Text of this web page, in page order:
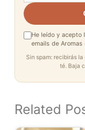
He leído y acepto
emails de Aromas
Sin spam: recibirás
té. Baja
Related